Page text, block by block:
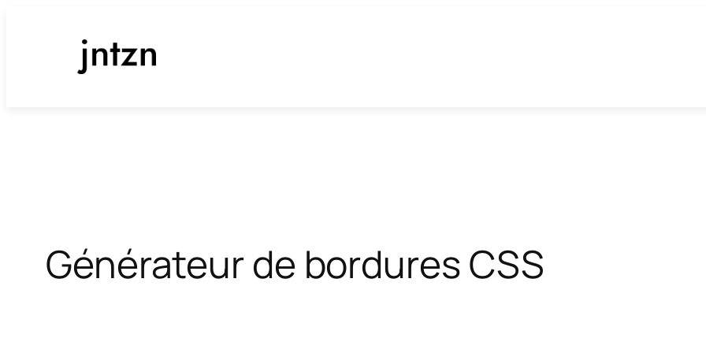
Générateur de bordures CSS